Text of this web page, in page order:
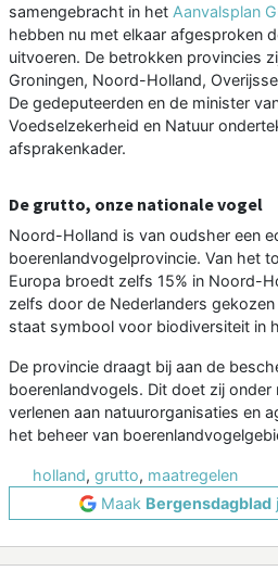
samengebracht in het Aanvalsplan
hebben nu met elkaar afgesproken
uitvoeren. De betrokken provincies
Groningen, Noord-Holland,
De gedeputeerden en de minister
Voedselzekerheid en Natuur
afsprakenkader.
De grutto, onze nationale vogel
Noord-Holland is van oudsher een
boerenlandvogelprovincie. Van het
Europa broedt zelfs 15% in Noord-
zelfs door de Nederlanders gekozen
staat symbool voor biodiversiteit in
De provincie draagt bij aan de
boerenlandvogels. Dit doet zij
verlenen aan natuurorganisaties en
het beheer van
holland, grutto, maatregelen
Maak Bergensdagblad